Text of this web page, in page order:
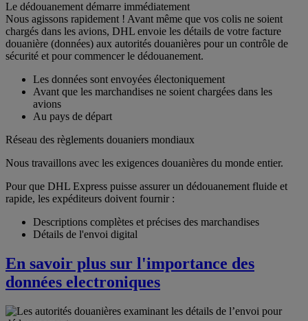
Le dédouanement démarre immédiatement
Nous agissons rapidement ! Avant même que vos colis ne soient
chargés dans les avions, DHL envoie les détails de votre facture
douanière (données) aux autorités douanières pour un contrôle de
sécurité et pour commencer le dédouanement.
Les données sont envoyées électoniquement
Avant que les marchandises ne soient chargées dans les
avions
Au pays de départ
Réseau des règlements douaniers mondiaux
Nous travaillons avec les exigences douanières du monde entier.
Pour que DHL Express puisse assurer un dédouanement fluide et
rapide, les expéditeurs doivent fournir :
Descriptions complètes et précises des marchandises
Détails de l'envoi digital
En savoir plus sur l'importance des
données electroniques